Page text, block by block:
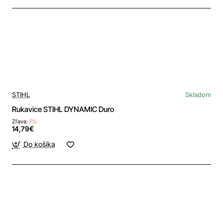
STIHL Skladom
Rukavice STIHL DYNAMIC Duro
Zľava-7%
14,79€
Do košíka